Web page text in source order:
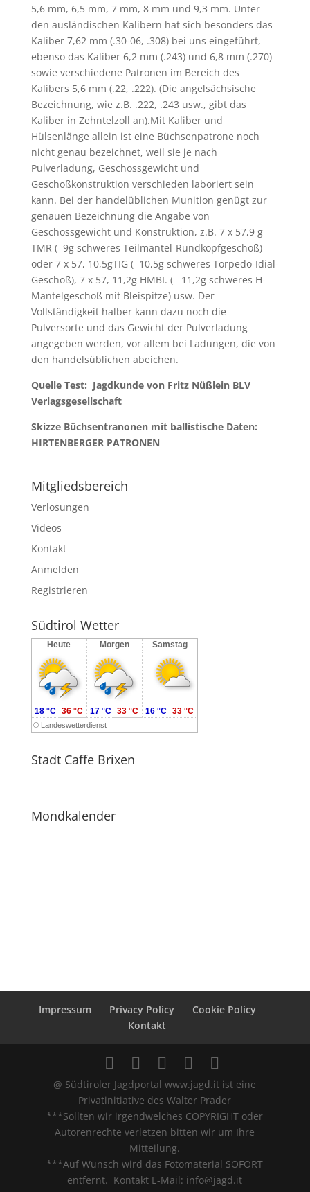
5,6 mm, 6,5 mm, 7 mm, 8 mm und 9,3 mm. Unter
den ausländischen Kalibern hat sich besonders das
Kaliber 7,62 mm (.30-06, .308) bei uns eingeführt,
ebenso das Kaliber 6,2 mm (.243) und 6,8 mm (.270)
sowie verschiedene Patronen im Bereich des
Kalibers 5,6 mm (.22, .222). (Die angelsächsische
Bezeichnung, wie z.B. .222, .243 usw., gibt das
Kaliber in Zehntelzoll an).Mit Kaliber und
Hülsenlänge allein ist eine Büchsenpatrone noch
nicht genau bezeichnet, weil sie je nach
Pulverladung, Geschossgewicht und
Geschoßkonstruktion verschieden laboriert sein
kann. Bei der handelüblichen Munition genügt zur
genauen Bezeichnung die Angabe von
Geschossgewicht und Konstruktion, z.B. 7 x 57,9 g
TMR (=9g schweres Teilmantel-Rundkopfgeschoß)
oder 7 x 57, 10,5gTIG (=10,5g schweres Torpedo-Idial-
Geschoß), 7 x 57, 11,2g HMBI. (= 11,2g schweres H-
Mantelgeschoß mit Bleispitze) usw. Der
Vollständigkeit halber kann dazu noch die
Pulversorte und das Gewicht der Pulverladung
angegeben werden, vor allem bei Ladungen, die von
den handelsüblichen abeichen.
Quelle Test: Jagdkunde von Fritz Nüßlein BLV
Verlagsgesellschaft
Skizze Büchsentranonen mit ballistische Daten:
HIRTENBERGER PATRONEN
Mitgliedsbereich
Verlosungen
Videos
Kontakt
Anmelden
Registrieren
Südtirol Wetter
Heute Morgen Samstag
© Landeswetterdienst
18 °C 36 °C 17 °C 33 °C 16 °C 33 °C
Stadt Caffe Brixen
Mondkalender
Impressum Privacy Policy
Cookie Policy
Kontakt
@ Südtiroler Jagdportal www.jagd.it ist eine
Privatinitiative des Walter Prader
***Sollten wir irgendwelches COPYRIGHT oder
Autorenrechte verletzen bitten wir um Ihre
Mitteilung.
***Auf Wunsch wird das Fotomaterial SOFORT
entfernt. Kontakt E-Mail: info@jagd.it